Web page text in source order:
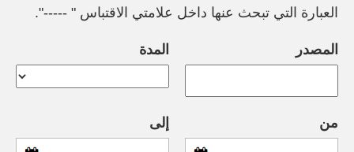
العبارة التي تبحث عنها داخل علامتي الاقتباس " -----".
المصدر المدة
من إلى